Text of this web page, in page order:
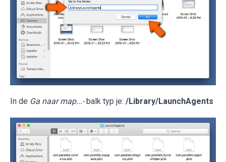
In de Ga naar map...- balk typ je: /Library/LaunchAgents